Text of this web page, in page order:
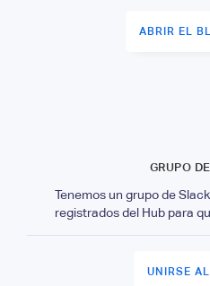
ABRIR EL
GRUPO
Tenemos un grupo de
registrados del Hub para
UNIRSE